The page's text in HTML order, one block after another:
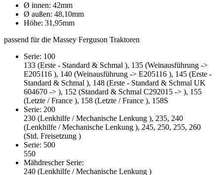
Ø innen: 42mm
Ø außen: 48,10mm
Höhe: 31,95mm
passend für die Massey Ferguson Traktoren
Serie: 100
133 (Erste - Standard & Schmal ), 135 (Weinausführung ->
E205116 ), 140 (Weinausführung -> E205116 ), 145 (Erste -
Standard & Schmal ), 148 (Erste - Standard & Schmal UK
604670 -> ), 152 (Standard & Schmal C292015 -> ), 155
(Letzte / France ), 158 (Letzte / France ), 158S
Serie: 200
230 (Lenkhilfe / Mechanische Lenkung ), 235, 240
(Lenkhilfe / Mechanische Lenkung ), 245, 250, 255, 260
(Std. Freisetzung )
Serie: 500
550
Mähdrescher Serie:
240 (Lenkhilfe / Mechanische Lenkung )